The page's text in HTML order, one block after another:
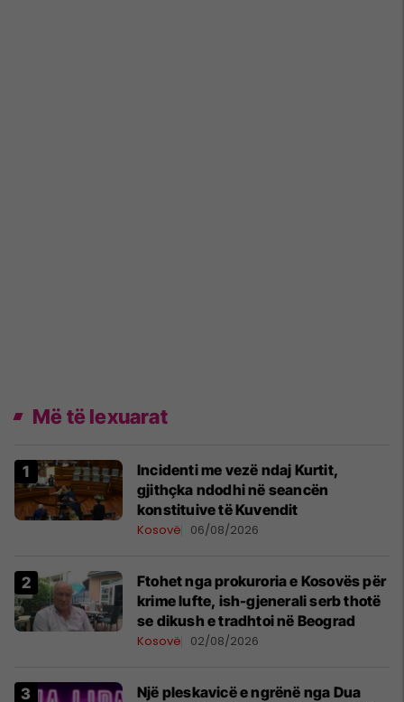
Më të lexuarat
Incidenti me vezë ndaj Kurtit,
gjithçka ndodhi në seancën
konstituive të Kuvendit
Kosovë 06/08/2026
Ftohet nga prokuroria e Kosovës për
krime lufte, ish-gjenerali serb thotë
se dikush e tradhtoi në Beograd
Kosovë 02/08/2026
Një pleskavicë e ngrënë nga Dua